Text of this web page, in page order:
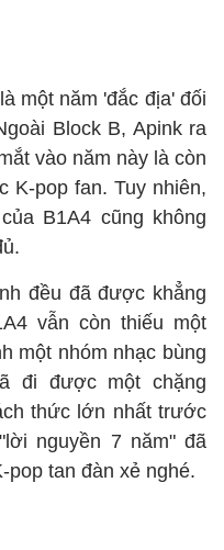
một năm 'đắc địa' đối
Block B, Apink ra
vào năm này là còn
K-pop fan. Tuy nhiên,
B1A4 cũng không
đều đã được khẳng
vẫn còn thiếu một
một nhóm nhạc bùng
đi được một chặng
thức lớn nhất trước
nguyền 7 năm" đã
pop tan đàn xẻ nghé.